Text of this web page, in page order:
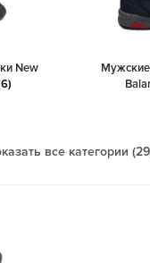
New
Мужские
все категории